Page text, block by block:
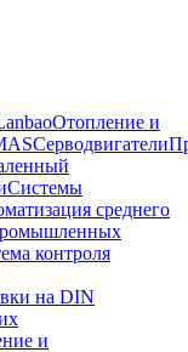
Отопление и
Cерводвигатели
Системы
среднего
контроля
на DIN
и